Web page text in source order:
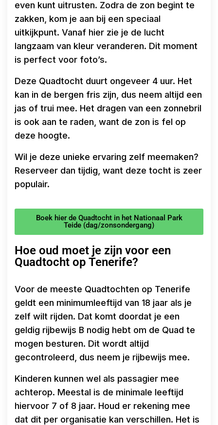
even kunt uitrusten. Zodra de zon begint te
zakken, kom je aan bij een speciaal
uitkijkpunt. Vanaf hier zie je de lucht
langzaam van kleur veranderen. Dit moment
is perfect voor foto’s.
Deze Quadtocht duurt ongeveer 4 uur. Het
kan in de bergen fris zijn, dus neem altijd een
jas of trui mee. Het dragen van een zonnebril
is ook aan te raden, want de zon is fel op
deze hoogte.
Wil je deze unieke ervaring zelf meemaken?
Reserveer dan tijdig, want deze tocht is zeer
populair.
Boek hier de Quadtocht in het Nationaal Park
Teide (dag/zonsondergang)
Hoe oud moet je zijn voor een
Quadtocht op Tenerife?
Voor de meeste Quadtochten op Tenerife
geldt een minimumleeftijd van 18 jaar als je
zelf wilt rijden. Dat komt doordat je een
geldig rijbewijs B nodig hebt om de Quad te
mogen besturen. Dit wordt altijd
gecontroleerd, dus neem je rijbewijs mee.
Kinderen kunnen wel als passagier mee
achterop. Meestal is de minimale leeftijd
hiervoor 7 of 8 jaar. Houd er rekening mee
dat dit per organisatie kan verschillen. Het is